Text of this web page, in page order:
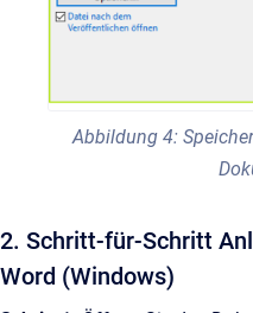
Abbildung 4:
2. Schritt-für-Schritt
Word (Windows)